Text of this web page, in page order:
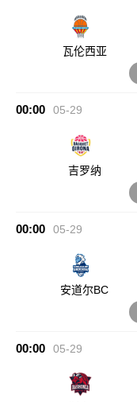
瓦伦西亚
00:00 05-29
吉罗纳
00:00 05-29
安道尔BC
00:00 05-29